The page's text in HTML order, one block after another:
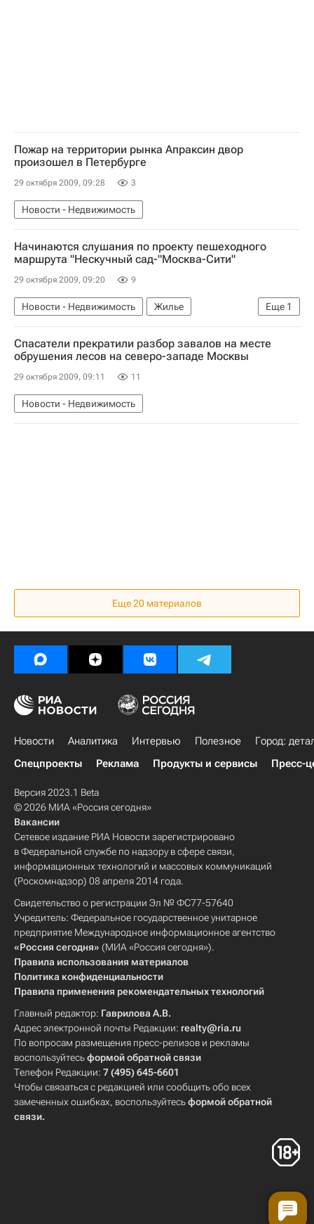
Пожар на территории рынка Апраксин двор
произошел в Петербурге
29 октября 2009, 09:28 3
Новости - Недвижимость
Начинаются слушания по проекту пешеходного
маршрута "Нескучный сад-"Москва-Сити"
29 октября 2009, 09:20 9
Еще 1
Новости - Недвижимость
Жилье
Инфраструктура
Спасатели прекратили разбор завалов на месте
обрушения лесов на северо-западе Москвы
29 октября 2009, 09:11 11
Новости - Недвижимость
Еще 20 материалов
Новости Аналитика Интервью Полезное
Город:
Спецпроекты
Реклама Продукты и сервисы Пресс-
Версия 2023.1 Beta
© 2026 МИА «Россия сегодня»
Вакансии
Сетевое издание РИА Новости зарегистрировано
в Федеральной службе по надзору в сфере связи,
информационных технологий и массовых коммуникаций
(Роскомнадзор) 08 апреля 2014 года.
Свидетельство о регистрации Эл № ФС77-57640
Учредитель: Федеральное государственное унитарное
предприятие Международное информационное агентство
«Россия сегодня» (МИА «Россия сегодня»).
Правила использования материалов
Политика конфиденциальности
Правила применения рекомендательных технологий
Главный редактор: Гаврилова А.В.
Адрес электронной почты Редакции: realty@ria.ru
По вопросам размещения пресс-релизов и рекламы
воспользуйтесьформой обратной связи
Телефон Редакции: 7 (495) 645-6601
Чтобы связаться с редакцией или сообщить обо всех
замеченных ошибках, воспользуйтесьформой обратной
связи.